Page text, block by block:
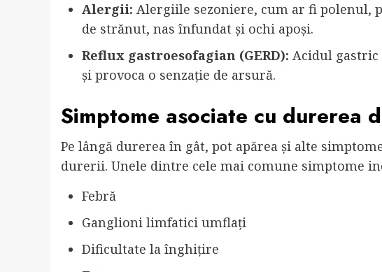
Alergii: Alergiile sezoniere, cum ar fi polenul,
de strănut, nas înfundat și ochi apoși.
Reflux gastroesofagian (GERD): Acidul
și provoca o senzație de arsură.
Simptome asociate cu durerea
Pe lângă durerea în gât, pot apărea și alte
durerii. Unele dintre cele mai comune simptome
Febră
Ganglioni limfatici umflați
Dificultate la înghițire